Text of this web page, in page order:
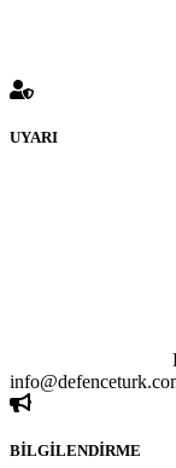
UYARI
BİLGİLENDİRME